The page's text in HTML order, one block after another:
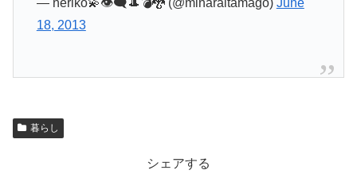
18, 2013
暮らし
シェアする